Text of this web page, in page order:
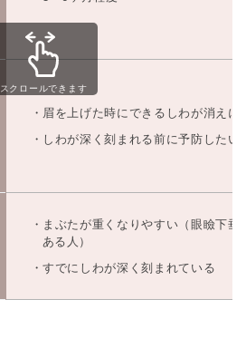
眉を上げた時にできるしわが消えに
しわが深く刻まれる前に予防したい
まぶたが重くなりやすい（眼瞼下垂
ある人）
すでにしわが深く刻まれている
スクロールできます